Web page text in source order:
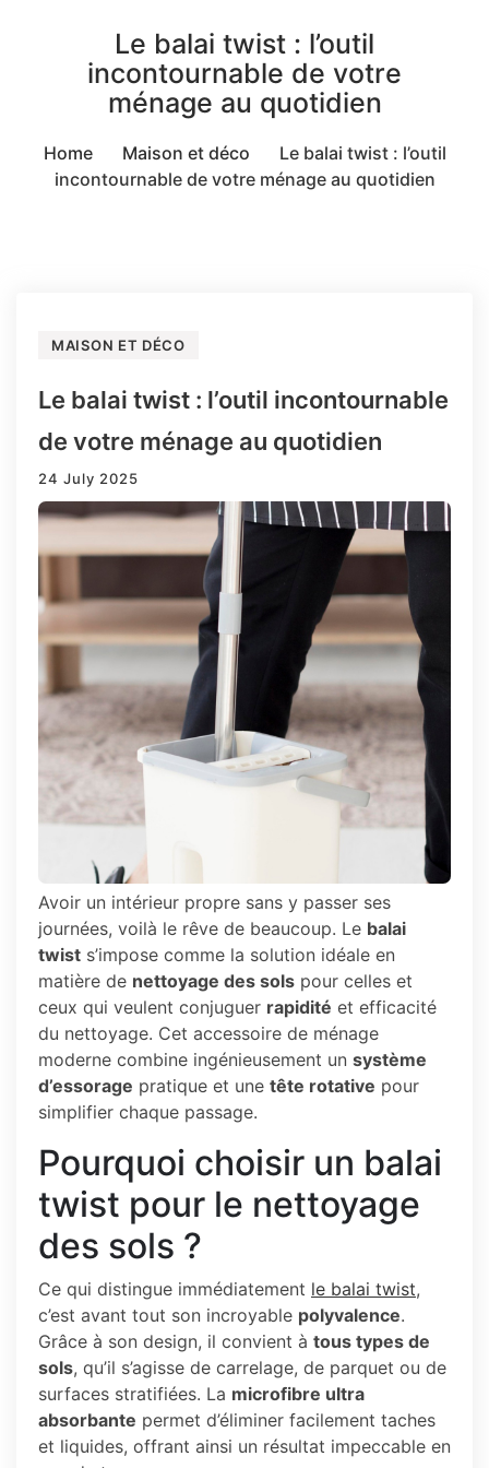
Le balai twist : l’outil
incontournable de votre
ménage au quotidien
Home Maison et déco
Le balai twist : l’outil
incontournable de votre ménage au quotidien
MAISON ET DÉCO
Le balai twist : l’outil incontournable
de votre ménage au quotidien
24 July 2025
Avoir un intérieur propre sans y passer ses
journées, voilà le rêve de beaucoup. Le balai
twist s’impose comme la solution idéale en
matière de nettoyage des sols pour celles et
ceux qui veulent conjuguer rapidité et efficacité
du nettoyage. Cet accessoire de ménage
moderne combine ingénieusement un système
d’essorage pratique et une tête rotative pour
simplifier chaque passage.
Pourquoi choisir un balai
twist pour le nettoyage
des sols ?
Ce qui distingue immédiatement le balai twist,
c’est avant tout son incroyable polyvalence.
Grâce à son design, il convient à tous types de
sols, qu’il s’agisse de carrelage, de parquet ou de
surfaces stratifiées. La microfibre ultra
absorbante permet d’éliminer facilement taches
et liquides, offrant ainsi un résultat impeccable en